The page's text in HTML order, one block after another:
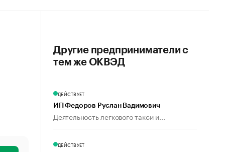
Другие предприниматели с
тем же ОКВЭД
ДЕЙСТВУЕТ
ИП Федоров Руслан Вадимович
Деятельность легкового такси и...
ДЕЙСТВУЕТ